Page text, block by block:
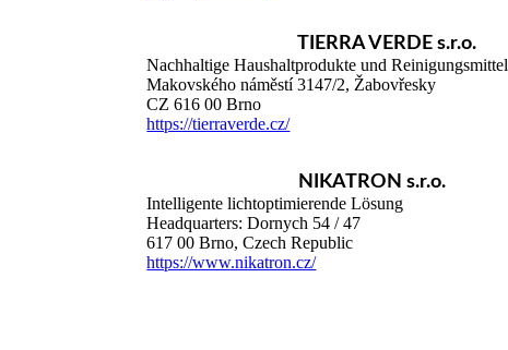
TIERRA VERDE s.r.o.
Nachhaltige Haushaltprodukte und Reinigungsmittel
Makovského náměstí 3147/2, Žabovřesky
CZ 616 00 Brno
https://tierraverde.cz/
NIKATRON s.r.o.
Intelligente lichtoptimierende Lösung
Headquarters: Dornych 54 / 47
617 00 Brno, Czech Republic
https://www.nikatron.cz/